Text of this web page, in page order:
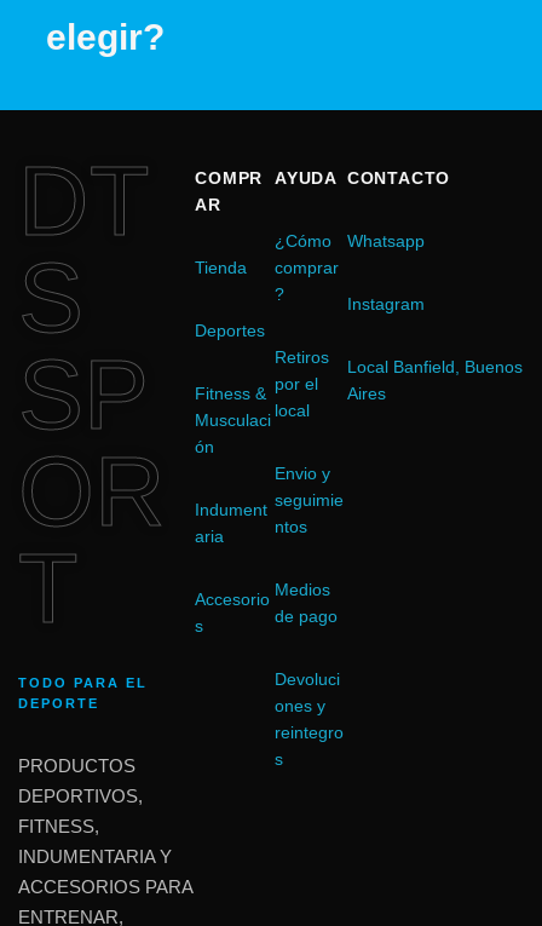
elegir?
DT
S
SP
OR
T
TODO PARA EL
DEPORTE
PRODUCTOS
DEPORTIVOS,
FITNESS,
INDUMENTARIA Y
ACCESORIOS PARA
ENTRENAR,
COMPR
AR
Tienda
Deportes
Fitness &
Musculaci
ón
Indument
aria
Accesorio
s
AYUDA
¿Cómo
comprar
?
Retiros
por el
local
Envio y
seguimie
ntos
Medios
de pago
Devoluci
ones y
reintegro
s
CONTACTO
Whatsapp
Instagram
Local Banfield, Buenos
Aires